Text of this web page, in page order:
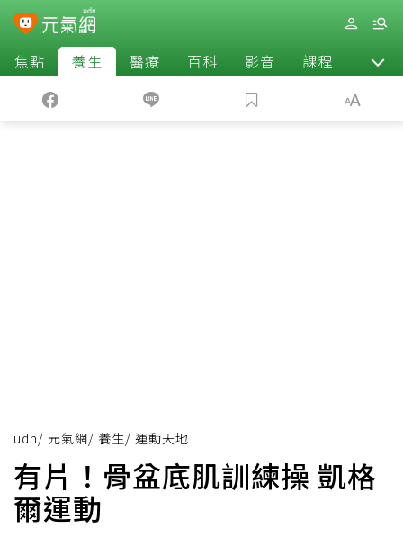
焦點 養生 醫療 百科 影音 課程 退休
udn/ 元氣網/ 養生/ 運動天地
有片！骨盆底肌訓練操 凱格
爾運動